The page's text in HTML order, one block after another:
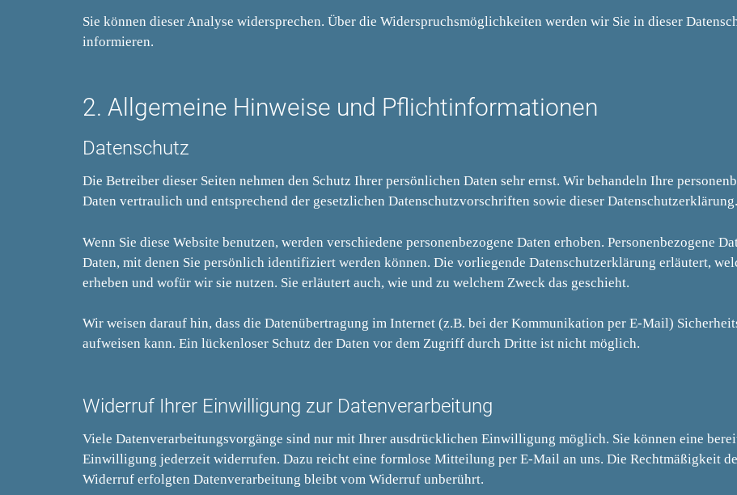
Sie können dieser Analyse widersprechen. Über die Widerspruchsmöglichkeiten werden wir Sie in dieser
informieren.
2. Allgemeine Hinweise und Pflichtinformationen
Datenschutz
Die Betreiber dieser Seiten nehmen den Schutz Ihrer persönlichen Daten sehr ernst. Wir behandeln Ihre
Daten vertraulich und entsprechend der gesetzlichen Datenschutzvorschriften sowie dieser Datenschutzerklärung.
Wenn Sie diese Website benutzen, werden verschiedene personenbezogene Daten erhoben. Personenbezogene
Daten, mit denen Sie persönlich identifiziert werden können. Die vorliegende Datenschutzerklärung erläutert,
erheben und wofür wir sie nutzen. Sie erläutert auch, wie und zu welchem Zweck das geschieht.
Wir weisen darauf hin, dass die Datenübertragung im Internet (z.B. bei der Kommunikation per E-Mail)
aufweisen kann. Ein lückenloser Schutz der Daten vor dem Zugriff durch Dritte ist nicht möglich.
Widerruf Ihrer Einwilligung zur Datenverarbeitung
Viele Datenverarbeitungsvorgänge sind nur mit Ihrer ausdrücklichen Einwilligung möglich. Sie können eine
Einwilligung jederzeit widerrufen. Dazu reicht eine formlose Mitteilung per E-Mail an uns. Die Rechtmäßigkeit
Widerruf erfolgten Datenverarbeitung bleibt vom Widerruf unberührt.